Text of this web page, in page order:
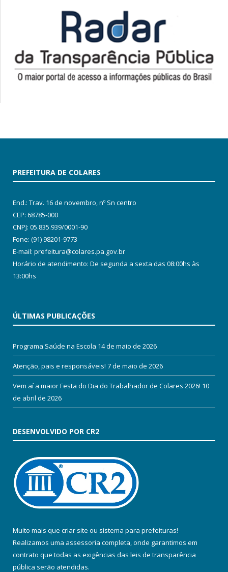
PREFEITURA DE COLARES
End.: Trav. 16 de novembro, nº Sn centro
CEP: 68785-000
CNPJ: 05.835.939/0001-90
Fone: (91) 98201-9773
E-mail: prefeitura@colares.pa.gov.br
Horário de atendimento: De segunda a sexta das 08:00hs às
13:00hs
ÚLTIMAS PUBLICAÇÕES
Programa Saúde na Escola 14 de maio de 2026
Atenção, pais e responsáveis! 7 de maio de 2026
Vem aí a maior Festa do Dia do Trabalhador de Colares 2026! 10
de abril de 2026
DESENVOLVIDO POR CR2
Muito mais que criar site ou sistema para prefeituras!
Realizamos uma assessoria completa, onde garantimos em
contrato que todas as exigências das leis de transparência
pública serão atendidas.